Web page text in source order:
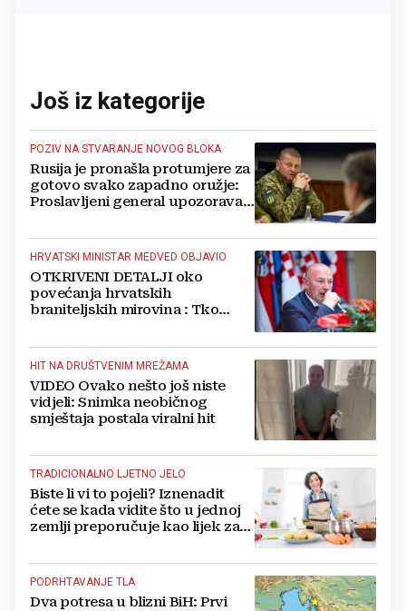
Još iz kategorije
POZIV NA STVARANJE NOVOG BLOKA
Rusija je pronašla protumjere za
gotovo svako zapadno oružje:
Proslavljeni general upozorava
HRVATSKI MINISTAR MEDVED OBJAVIO
OTKRIVENI DETALJI oko
povećanja hrvatskih
braniteljskih mirovina : Tko
HIT NA DRUŠTVENIM MREŽAMA
VIDEO Ovako nešto još niste
vidjeli: Snimka neobičnog
smještaja postala viralni hit
TRADICIONALNO LJETNO JELO
Biste li vi to pojeli? Iznenadit
ćete se kada vidite što u jednoj
zemlji preporučuje kao lijek za
PODRHTAVANJE TLA
Dva potresa u blizni BiH: Prvi